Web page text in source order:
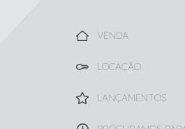
VENDA
LOCAÇÃO
LANÇAMENTOS